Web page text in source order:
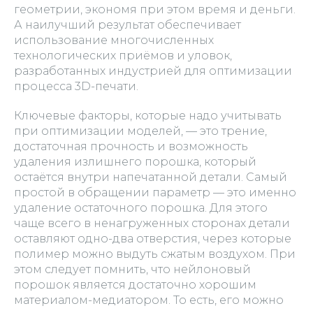
геометрии, экономя при этом время и деньги.
А наилучший результат обеспечивает
использование многочисленных
технологических приёмов и уловок,
разработанных индустрией для оптимизации
процесса 3D-печати.
Ключевые факторы, которые надо учитывать
при оптимизации моделей, — это трение,
достаточная прочность и возможность
удаления излишнего порошка, который
остаётся внутри напечатанной детали. Самый
простой в обращении параметр — это именно
удаление остаточного порошка. Для этого
чаще всего в ненагруженных сторонах детали
оставляют одно-два отверстия, через которые
полимер можно выдуть сжатым воздухом. При
этом следует помнить, что нейлоновый
порошок является достаточно хорошим
материалом-медиатором. То есть, его можно